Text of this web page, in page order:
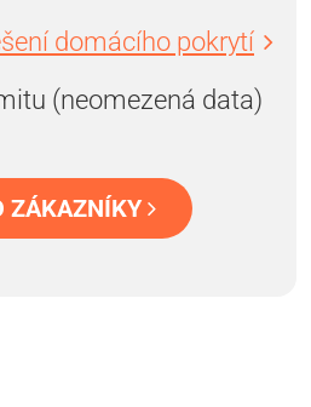
domácího pokrytí
(neomezená data)
ZÁKAZNÍKY